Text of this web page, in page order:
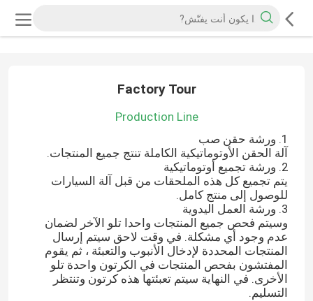
Factory Tour
Production Line
1. ورشة حقن صب
آلة الحقن الأوتوماتيكية الكاملة تنتج جميع المنتجات.
2. ورشة تجميع أوتوماتيكية
يتم تجميع كل هذه الملحقات من قبل آلة السيارات
للوصول إلى منتج كامل.
3. ورشة العمل اليدوية
وسيتم فحص جميع المنتجات واحدا تلو الآخر لضمان
عدم وجود أي مشكلة. في وقت لاحق سيتم إرسال
المنتجات المحددة لإدخال الأنبوب والتعبئة ، ثم يقوم
المفتشون بفحص المنتجات في الكرتون واحدة تلو
الأخرى. في النهاية سيتم تعبئتها هذه كرتون وتنتظر
التسليم.